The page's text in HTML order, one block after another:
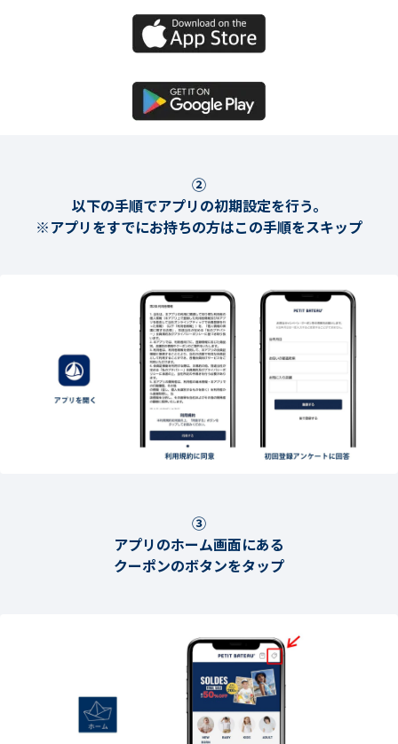
②
以下の手順でアプリの初期設定を行う。
※アプリをすでにお持ちの方はこの手順をスキップ
③
アプリのホーム画面にある
クーポンのボタンをタップ